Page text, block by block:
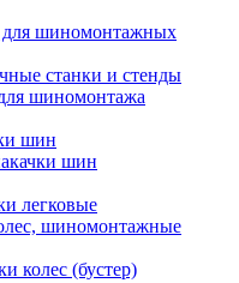
для шиномонтажных
станки и стенды
шиномонтажа
шин
шин
легковые
шиномонтажные
колес (бустер)